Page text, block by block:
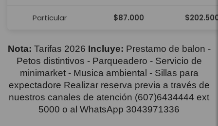
Particular $87.000
Nota: Tarifas 2026 Incluye: Prestamo de balon -
Petos distintivos - Parqueadero - Servicio de
minimarket - Musica ambiental - Sillas para
expectadore Realizar reserva previa a través de
nuestros canales de atención (607)6434444 ext
5000 o al WhatsApp 3043971336